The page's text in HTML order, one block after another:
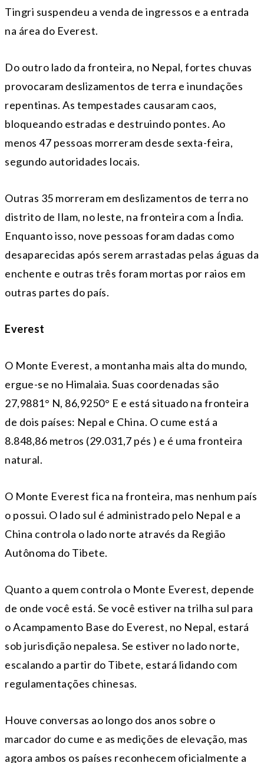
Tingri suspendeu a venda de ingressos e a entrada
na área do Everest.
Do outro lado da fronteira, no Nepal, fortes chuvas
provocaram deslizamentos de terra e inundações
repentinas. As tempestades causaram caos,
bloqueando estradas e destruindo pontes. Ao
menos 47 pessoas morreram desde sexta-feira,
segundo autoridades locais.
Outras 35 morreram em deslizamentos de terra no
distrito de Ilam, no leste, na fronteira com a Índia.
Enquanto isso, nove pessoas foram dadas como
desaparecidas após serem arrastadas pelas águas da
enchente e outras três foram mortas por raios em
outras partes do país.
Everest
O Monte Everest, a montanha mais alta do mundo,
ergue-se no Himalaia. Suas coordenadas são
27,9881° N, 86,9250° E e está situado na fronteira
de dois países: Nepal e China. O cume está a
8.848,86 metros (29.031,7 pés ) e é uma fronteira
natural.
O Monte Everest fica na fronteira, mas nenhum país
o possui. O lado sul é administrado pelo Nepal e a
China controla o lado norte através da Região
Autônoma do Tibete.
Quanto a quem controla o Monte Everest, depende
de onde você está. Se você estiver na trilha sul para
o Acampamento Base do Everest, no Nepal, estará
sob jurisdição nepalesa. Se estiver no lado norte,
escalando a partir do Tibete, estará lidando com
regulamentações chinesas.
Houve conversas ao longo dos anos sobre o
marcador do cume e as medições de elevação, mas
agora ambos os países reconhecem oficialmente a